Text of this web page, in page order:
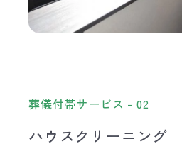
葬儀付帯サービス - 02
ハウスクリーニング